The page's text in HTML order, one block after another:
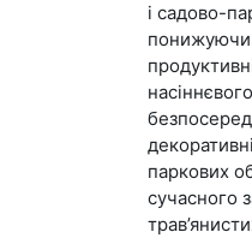
і садово-
понижуючи
паркових
сучасного